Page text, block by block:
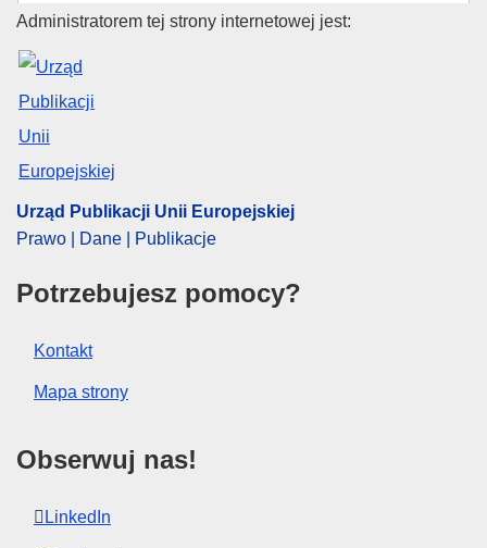
Temat:konflikt rosyjsko-ukraiński, prawo terytorialne
Rosja
pdfa2a
Urząd Publikacji Unii
Administratorem tej strony internetowej jest:
Urząd Publikacji Unii Europejskiej
Prawo | Dane | Publikacje
Potrzebujesz pomocy?
Kontakt
Mapa strony
Obserwuj nas!
LinkedIn